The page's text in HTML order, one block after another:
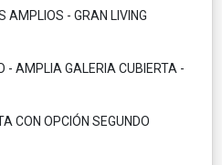
AMPLIOS - GRAN LIVING
- AMPLIA GALERIA CUBIERTA -
CON OPCIÓN SEGUNDO